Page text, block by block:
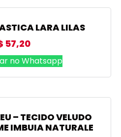
LARA LILAS
57,20
no Whatsapp
– TECIDO VELUDO
IMBUIA NATURALE